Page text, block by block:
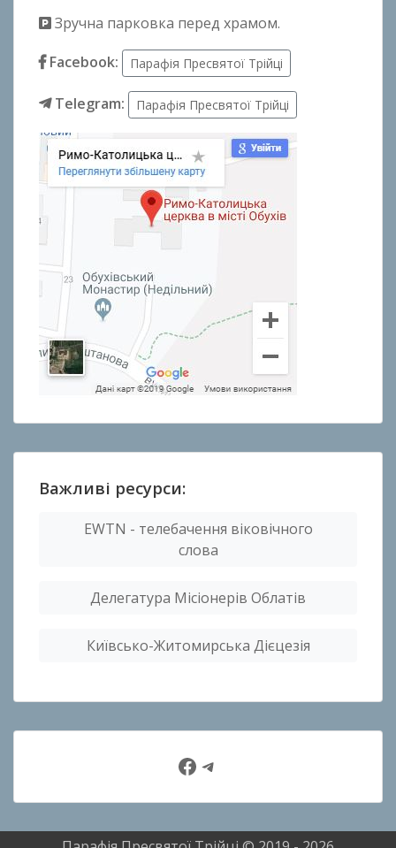
Зручна парковка перед храмом.
Facebook:
Парафія Пресвятої Трійці
Telegram: Парафія Пресвятої Трійці
Важливі ресурси:
EWTN - телебачення віковічного
слова
Делегатура Місіонерів Облатів
Київсько-Житомирська Дієцезія
Facebook
Telegram